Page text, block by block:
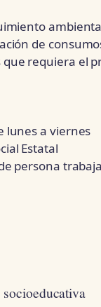
de
requiera el
lunes a viernes
Estatal
persona